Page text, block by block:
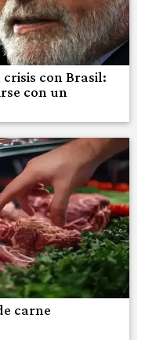
con Brasil:
con un
carne